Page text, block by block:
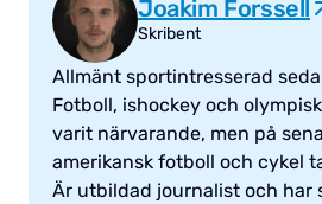
Joakim Forssell
Skribent
Allmänt sportintresserad
Fotboll, ishockey och
varit närvarande, men på
amerikansk fotboll och cykel
Är utbildad journalist och har